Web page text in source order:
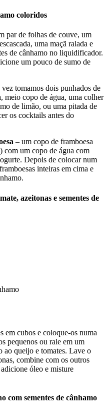
coloridos
par de folhas de couve, um
uma maçã ralada e
de cânhamo no liquidificador.
um pouco de sumo de
vez tomamos dois punhados de
meio copo de água, uma colher
de limão, ou uma pitada de
os cocktails antes do
– um copo de framboesa
com um copo de água com
Depois de colocar num
inteiras em cima e
azeitonas e sementes de
em cubos e coloque-os numa
pequenos ou rale em um
ao queijo e tomates. Lave o
combine com os outros
óleo e misture
com sementes de cânhamo